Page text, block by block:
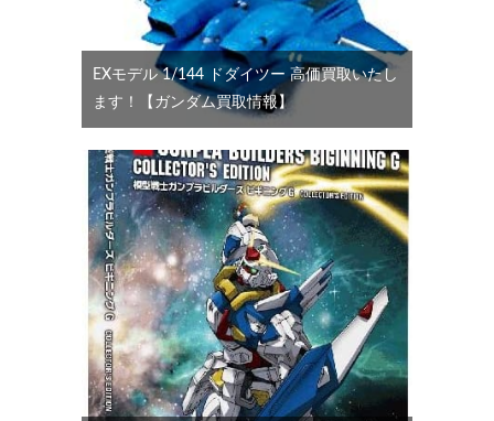
EXモデル 1/144 ドダイツー 高価買取いたし
ます！【ガンダム買取情報】